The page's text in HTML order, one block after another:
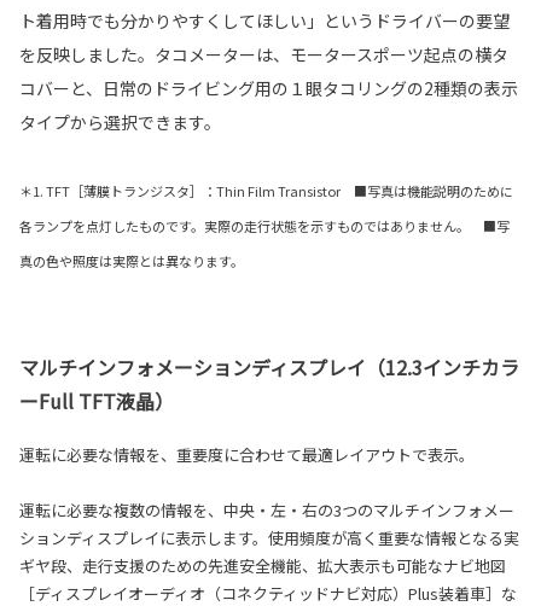
ト着用時でも分かりやすくしてほしい」というドライバーの要望
を反映しました。タコメーターは、モータースポーツ起点の横タ
コバーと、日常のドライビング用の１眼タコリングの2種類の表示
タイプから選択できます。
＊1. TFT［薄膜トランジスタ］：Thin Film Transistor ■写真は機能説明のために
各ランプを点灯したものです。実際の走行状態を示すものではありません。 ■写
真の色や照度は実際とは異なります。
マルチインフォメーションディスプレイ（12.3インチカラ
ーFull TFT液晶）
運転に必要な情報を、重要度に合わせて最適レイアウトで表示。
運転に必要な複数の情報を、中央・左・右の3つのマルチインフォメー
ションディスプレイに表示します。使用頻度が高く重要な情報となる実
ギヤ段、走行支援のための先進安全機能、拡大表示も可能なナビ地図
［ディスプレイオーディオ（コネクティッドナビ対応）Plus装着車］な